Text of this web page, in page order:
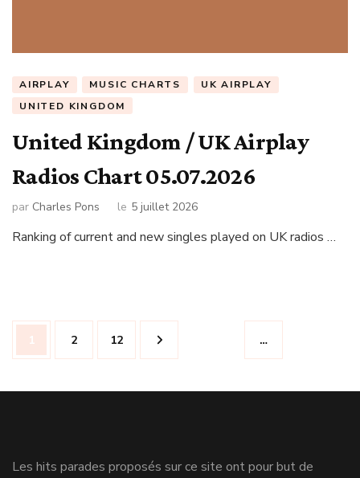
AIRPLAY MUSIC CHARTS
UK AIRPLAY
UNITED KINGDOM
United Kingdom / UK Airplay
Radios Chart 05.07.2026
par Charles Pons le 5 juillet 2026
Ranking of current and new singles played on UK radios …
Navigation
des
Page
1 Page
2 …
Page
12
Les hits parades proposés sur ce site ont pour but de